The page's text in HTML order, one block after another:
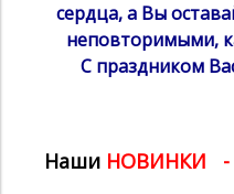
сердца, а Вы
неповторимыми,
С праздником
Наши НОВИНКИ -